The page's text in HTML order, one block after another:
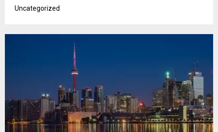
Uncategorized